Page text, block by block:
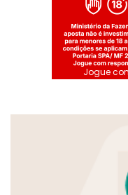
Jogue